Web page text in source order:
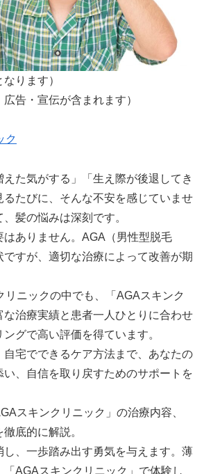
ります）
告・宣伝が含まれます）
ク
えた気がする」「生え際が後退してき
たびに、そんな不安を感じていませ
髪の悩みは深刻です。
はありません。AGA（男性型脱毛
すが、適切な治療によって改善が期
リニックの中でも、「AGAスキンク
な治療実績と患者一人ひとりに合わせ
グで高い評価を得ています。
自宅でできるケア方法まで、あなたの
、自信を取り戻すためのサポートを
スキンクリニック」の治療内容、
底的に解説。
し、一歩踏み出す勇気を与えます。薄
AGAスキンクリニック」で体験し